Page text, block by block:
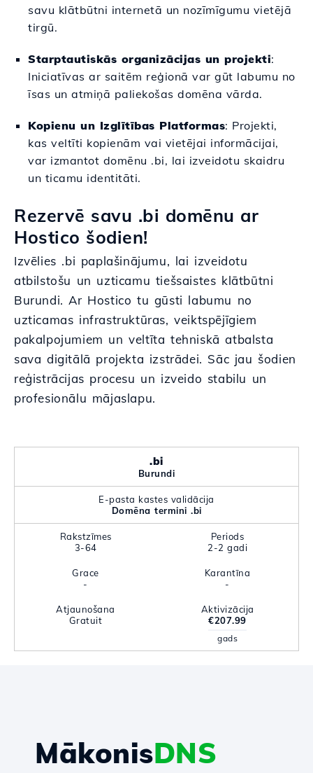
savu klātbūtni internetā un nozīmīgumu vietējā
tirgū.
Starptautiskās organizācijas un projekti:
Iniciatīvas ar saitēm reģionā var gūt labumu no
īsas un atmiņā paliekošas domēna vārda.
Kopienu un Izglītības Platformas: Projekti,
kas veltīti kopienām vai vietējai informācijai,
var izmantot domēnu .bi, lai izveidotu skaidru
un ticamu identitāti.
Rezervē savu .bi domēnu ar
Hostico šodien!
Izvēlies .bi paplašinājumu, lai izveidotu
atbilstošu un uzticamu tiešsaistes klātbūtni
Burundi. Ar Hostico tu gūsti labumu no
uzticamas infrastruktūras, veiktspējīgiem
pakalpojumiem un veltīta tehniskā atbalsta
sava digitālā projekta izstrādei. Sāc jau šodien
reģistrācijas procesu un izveido stabilu un
profesionālu mājaslapu.
.bi
Burundi
E-pasta kastes validācija
Domēna termini .bi
Rakstzīmes
3-64
Periods
2-2 gadi
Grace
-
Karantīna
-
Atjaunošana
Gratuit
Aktivizācija
€207.99
gads
MākonisDNS